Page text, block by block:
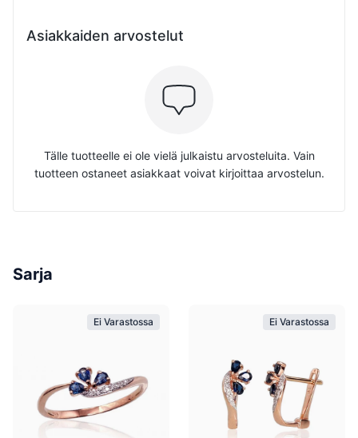
Asiakkaiden arvostelut
Tälle tuotteelle ei ole vielä julkaistu arvosteluita. Vain
tuotteen ostaneet asiakkaat voivat kirjoittaa arvostelun.
Sarja
Ei Varastossa Ei Varastossa